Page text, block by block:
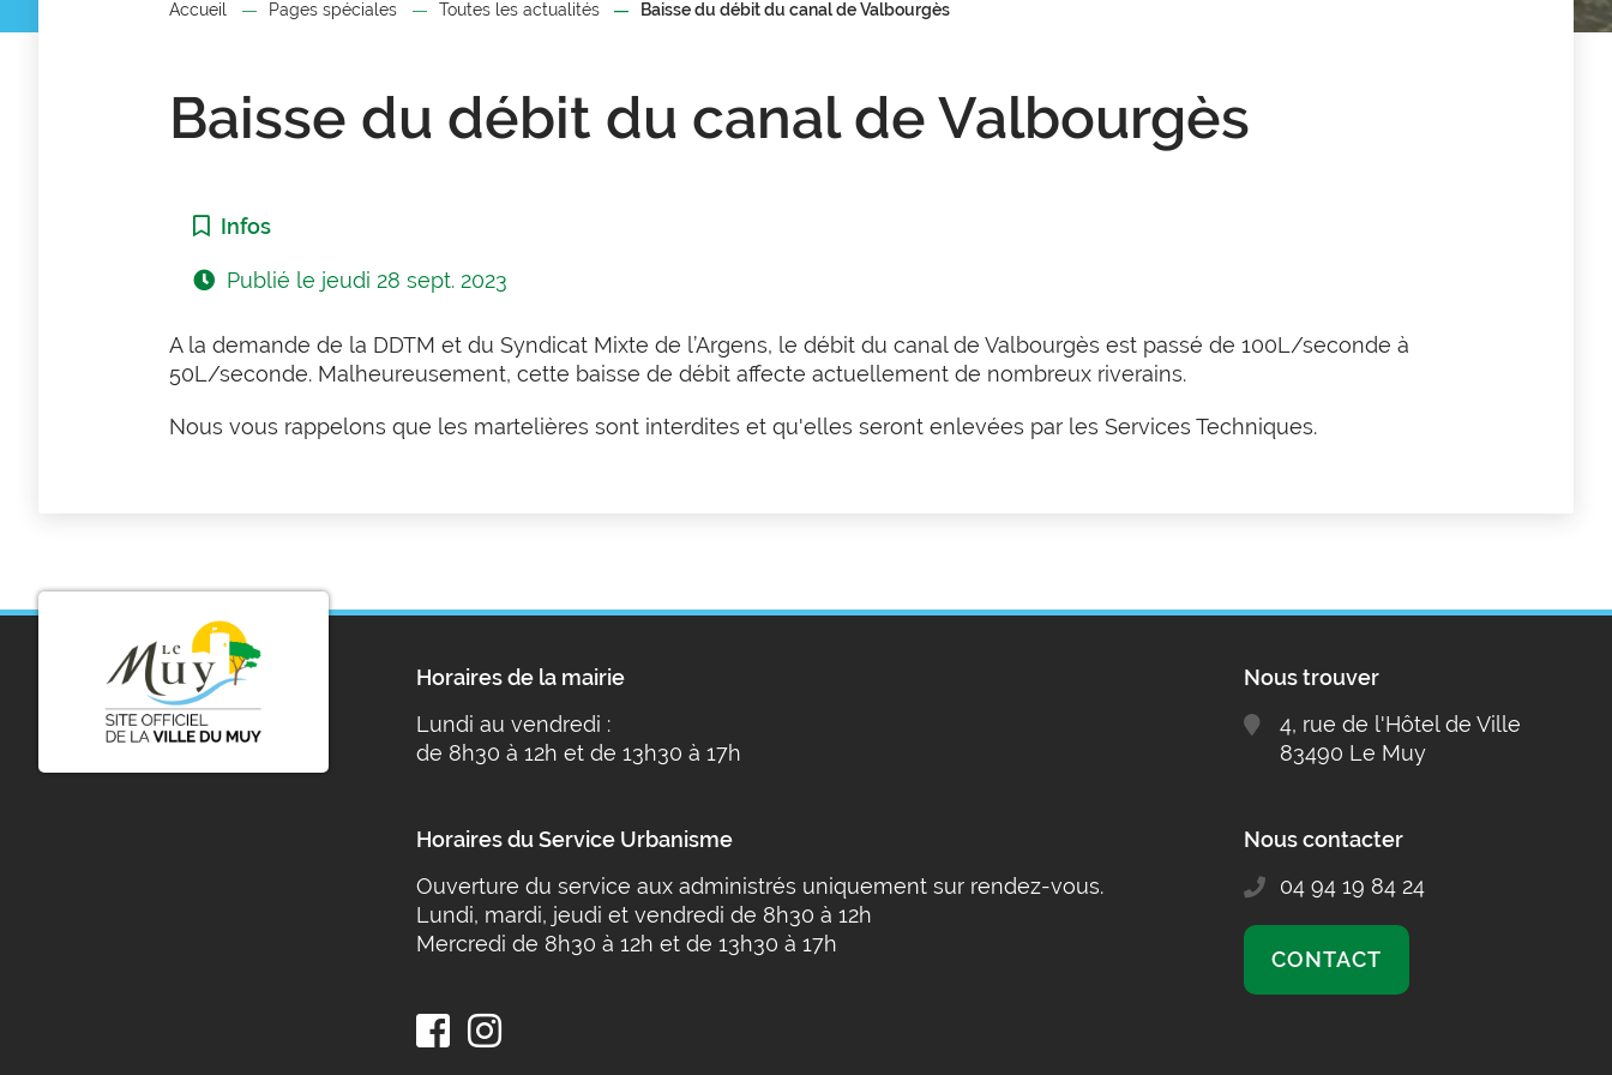
Accueil Pages spéciales Toutes les actualités Baisse du débit du canal de Valbourgès
Baisse du débit du canal de Valbourgès
Catégorie :
Infos
Publié le jeudi 28 sept. 2023
A la demande de la DDTM et du Syndicat Mixte de l’Argens, le débit du canal de Valbourgès est passé de 100L/seconde à
50L/seconde. Malheureusement, cette baisse de débit affecte actuellement de nombreux riverains.
Nous vous rappelons que les martelières sont interdites et qu'elles seront enlevées par les Services Techniques.
Horaires de la mairie
Lundi au vendredi :
de 8h30 à 12h et de 13h30 à 17h
Horaires du Service Urbanisme
Ouverture du service aux administrés uniquement sur rendez-vous.
Lundi, mardi, jeudi et vendredi de 8h30 à 12h
Mercredi de 8h30 à 12h et de 13h30 à 17h
Nous trouver
4, rue de l'Hôtel de Ville
83490 Le Muy
Nous contacter
04 94 19 84 24
CONTACT